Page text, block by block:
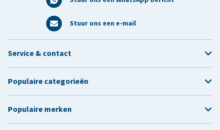
Stuur ons een e-mail
Service & contact
Populaire categorieën
Populaire merken